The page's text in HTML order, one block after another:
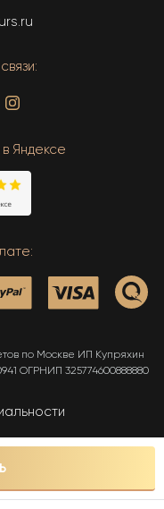
Яндексе
по Москве ИП Купряхин
ОГРНИП 325774600888880